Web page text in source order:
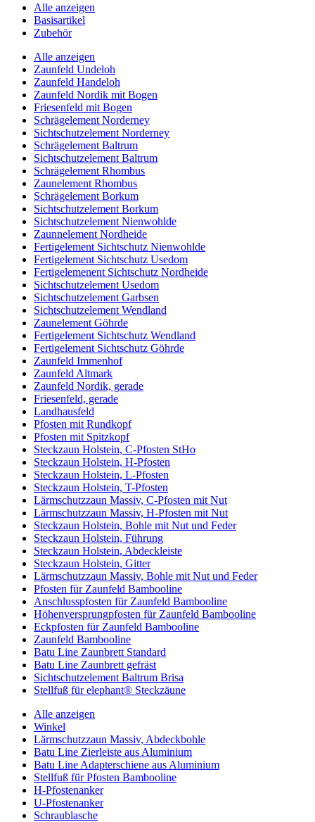
Alle anzeigen
Basisartikel
Zubehör
Alle anzeigen
Zaunfeld Undeloh
Zaunfeld Handeloh
Zaunfeld Nordik mit Bogen
Friesenfeld mit Bogen
Schrägelement Norderney
Sichtschutzelement Norderney
Schrägelement Baltrum
Sichtschutzelement Baltrum
Schrägelement Rhombus
Zaunelement Rhombus
Schrägelement Borkum
Sichtschutzelement Borkum
Sichtschutzelement Nienwohlde
Zaunnelement Nordheide
Fertigelement Sichtschutz Nienwohlde
Fertigelement Sichtschutz Usedom
Fertigelemenent Sichtschutz Nordheide
Sichtschutzelement Usedom
Sichtschutzelement Garbsen
Sichtschutzelement Wendland
Zaunelement Göhrde
Fertigelement Sichtschutz Wendland
Fertigelement Sichtschutz Göhrde
Zaunfeld Immenhof
Zaunfeld Altmark
Zaunfeld Nordik, gerade
Friesenfeld, gerade
Landhausfeld
Pfosten mit Rundkopf
Pfosten mit Spitzkopf
Steckzaun Holstein, C-Pfosten StHo
Steckzaun Holstein, H-Pfosten
Steckzaun Holstein, L-Pfosten
Steckzaun Holstein, T-Pfosten
Lärmschutzzaun Massiv, C-Pfosten mit Nut
Lärmschutzzaun Massiv, H-Pfosten mit Nut
Steckzaun Holstein, Bohle mit Nut und Feder
Steckzaun Holstein, Führung
Steckzaun Holstein, Abdeckleiste
Steckzaun Holstein, Gitter
Lärmschutzzaun Massiv, Bohle mit Nut und Feder
Pfosten für Zaunfeld Bambooline
Anschlusspfosten für Zaunfeld Bambooline
Höhenversprungpfosten für Zaunfeld Bambooline
Eckpfosten für Zaunfeld Bambooline
Zaunfeld Bambooline
Batu Line Zaunbrett Standard
Batu Line Zaunbrett gefräst
Sichtschutzelement Baltrum Brisa
Stellfuß für elephant® Steckzäune
Alle anzeigen
Winkel
Lärmschutzzaun Massiv, Abdeckbohle
Batu Line Zierleiste aus Aluminium
Batu Line Adapterschiene aus Aluminium
Stellfuß für Pfosten Bambooline
H-Pfostenanker
U-Pfostenanker
Schraublasche